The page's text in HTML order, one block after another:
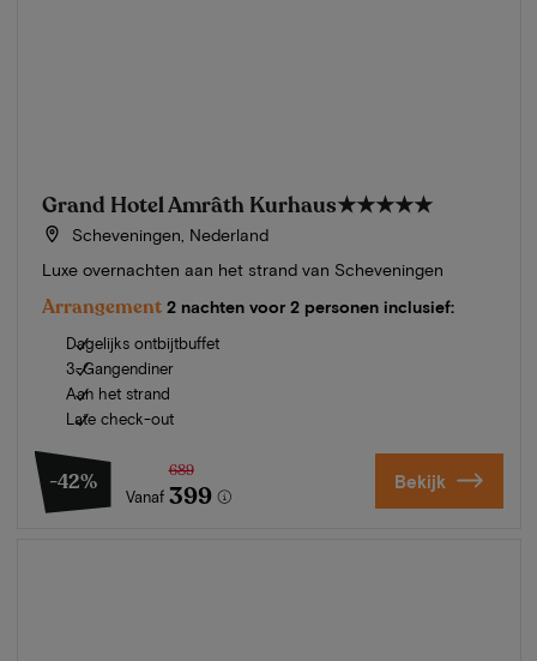
Grand Hotel Amrâth Kurhaus★★★★★
Scheveningen, Nederland
Luxe overnachten aan het strand van Scheveningen
Arrangement 2 nachten voor 2 personen inclusief:
Dagelijks ontbijtbuffet
3-Gangendiner
Aan het strand
Late check-out
-42%
Vanaf
689
399 Bekijk